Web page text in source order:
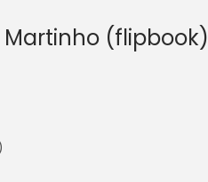
Martinho (flipbook)